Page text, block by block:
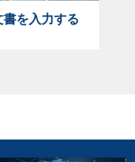
を入力する